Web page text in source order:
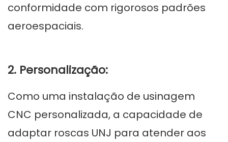
conformidade com rigorosos padrões
aeroespaciais.
2. Personalização:
Como uma instalação de usinagem
CNC personalizada, a capacidade de
adaptar roscas UNJ para atender aos